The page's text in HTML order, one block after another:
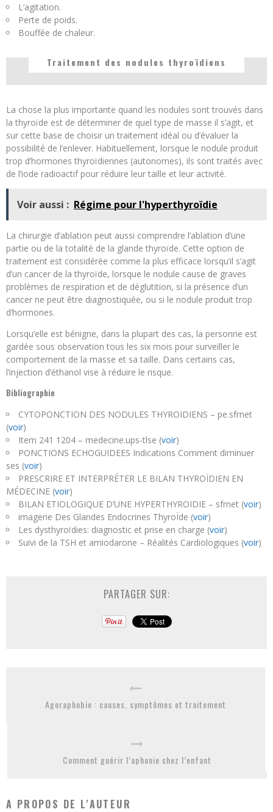
L’agitation.
Perte de poids.
Bouffée de chaleur.
Traitement des nodules thyroïdiens
La chose la plus importante quand les nodules sont trouvés dans
la thyroïde est de déterminer de quel type de masse il s’agit, et
sur cette base de choisir un traitement idéal ou d’évaluer la
possibilité de l’enlever. Habituellement, lorsque le nodule produit
trop d’hormones thyroïdiennes (autonomes), ils sont traités avec
de l’iode radioactif pour réduire leur taille et leur activité.
Voir aussi : Régime pour l'hyperthyroïdie
La chirurgie d’ablation peut aussi comprendre l’ablation d’une
partie ou de la totalité de la glande thyroïde. Cette option de
traitement est considérée comme la plus efficace lorsqu’il s’agit
d’un cancer de la thyroïde, lorsque le nodule cause de graves
problèmes de respiration et de déglutition, si la présence d’un
cancer ne peut être diagnostiquée, ou si le nodule produit trop
d’hormones.
Lorsqu’elle est bénigne, dans la plupart des cas, la personne est
gardée sous observation tous les six mois pour surveiller le
comportement de la masse et sa taille. Dans certains cas,
l’injection d’éthanol vise à réduire le risque.
Bibliographie
CYTOPONCTION DES NODULES THYROIDIENS – pe.sfrnet
(voir)
Item 241 1204 – medecine.ups-tlse (voir)
PONCTIONS ECHOGUIDEES Indications Comment diminuer
ses (voir)
PRESCRIRE ET INTERPRÉTER LE BILAN THYROÏDIEN EN
MÉDECINE (voir)
BILAN ETIOLOGIQUE D’UNE HYPERTHYROIDIE – sfrnet (voir)
imagerie Des Glandes Endocrines ThyroÏde (voir)
Les dysthyroïdies: diagnostic et prise en charge (voir)
Suivi de la TSH et amiodarone – Réalités Cardiologiques (voir)
PARTAGER SUR:
Agoraphobie : causes, symptômes et traitement
Comment guérir l’aphonie chez l’enfant
A PROPOS DE L'AUTEUR